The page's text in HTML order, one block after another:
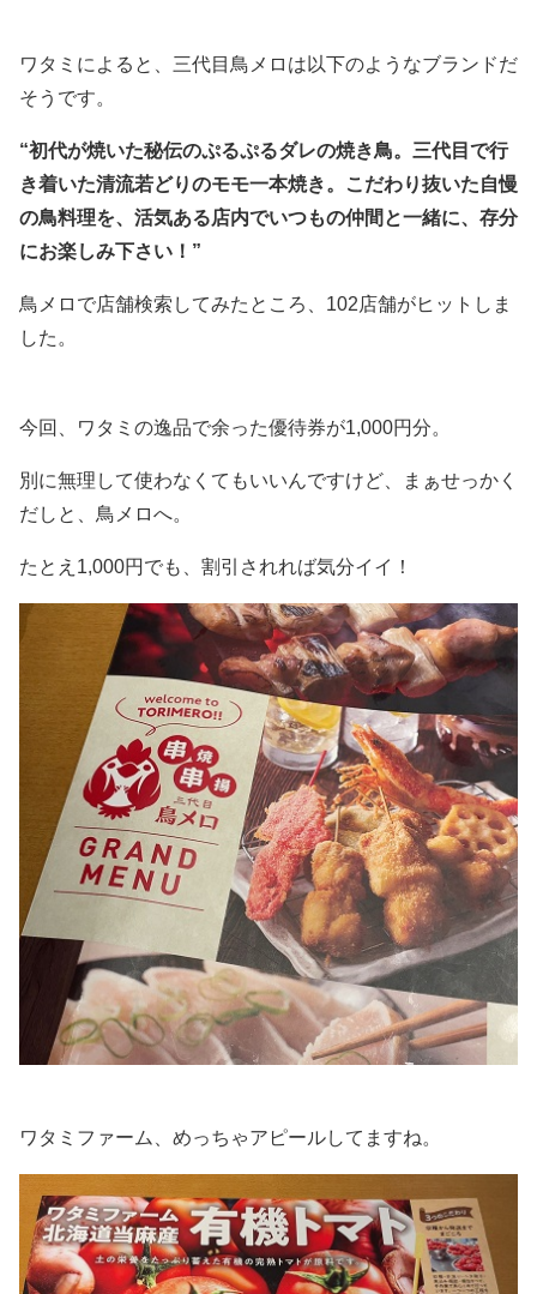
ワタミによると、三代目鳥メロは以下のようなブランドだ
そうです。
“初代が焼いた秘伝のぷるぷるダレの焼き鳥。三代目で行
き着いた清流若どりのモモ一本焼き。こだわり抜いた自慢
の鳥料理を、活気ある店内でいつもの仲間と一緒に、存分
にお楽しみ下さい！”
鳥メロで店舗検索してみたところ、102店舗がヒットしま
した。
今回、ワタミの逸品で余った優待券が1,000円分。
別に無理して使わなくてもいいんですけど、まぁせっかく
だしと、鳥メロへ。
たとえ1,000円でも、割引されれば気分イイ！
ワタミファーム、めっちゃアピールしてますね。